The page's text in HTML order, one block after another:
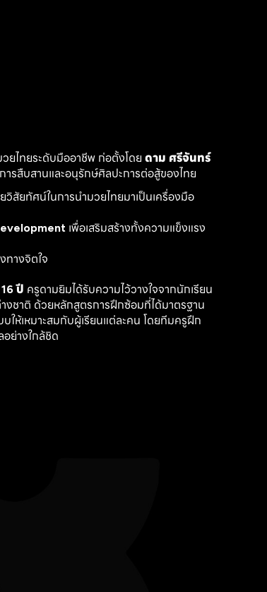
ยไทยระดับมืออาชีพ ก่อตั้งโดย ดาม ศรีจันทร์
รสืบสานและอนุรักษ์ศิลปะการต่อสู้ของไทย
วิสัยทัศน์ในการนำมวยไทยมาเป็นเครื่องมือ
เพื่อเสริมสร้างทั้งความแข็งแรง
ทางจิตใจ
16 ปี ครูดามยิมได้รับความไว้วางใจจากนักเรียน
างชาติ ด้วยหลักสูตรการฝึกซ้อมที่ได้มาตรฐาน
ให้เหมาะสมกับผู้เรียนแต่ละคน โดยทีมครูฝึก
ย่างใกล้ชิด